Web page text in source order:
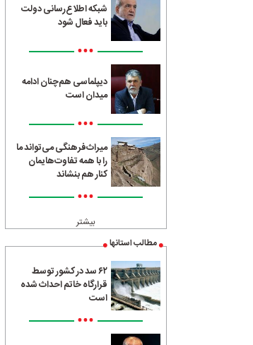
شبکه اطلاع‌رسانی دولت
باید فعال شود
•••
دیپلماسی هم‌چنان ادامه
میدان است
•••
میراث‌فرهنگی می‌تواند ما
را با همه تفاوت‌هایمان
کنار هم بنشاند
•••
بیشتر
مطالب استانها
۶۲ سد در کشور توسط
قرارگاه خاتم احداث شده
است
•••